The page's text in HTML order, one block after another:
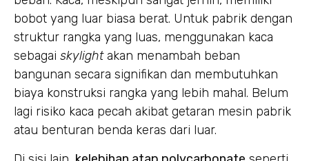
bobot yang luar biasa berat. Untuk pabrik dengan
struktur rangka yang luas, menggunakan kaca
sebagai skylightakan menambah beban
bangunan secara signifikan dan membutuhkan
biaya konstruksi rangka yang lebih mahal. Belum
lagi risiko kaca pecah akibat getaran mesin pabrik
atau benturan benda keras dari luar.